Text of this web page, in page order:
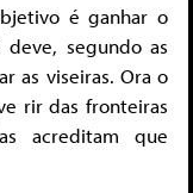
é ganhar o
segundo as
as viseiras. Ora o
rir das fronteiras
acreditam que